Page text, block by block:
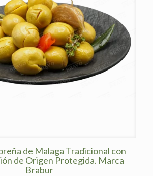
de Malaga Tradicional con
de Origen Protegida. Marca
Brabur